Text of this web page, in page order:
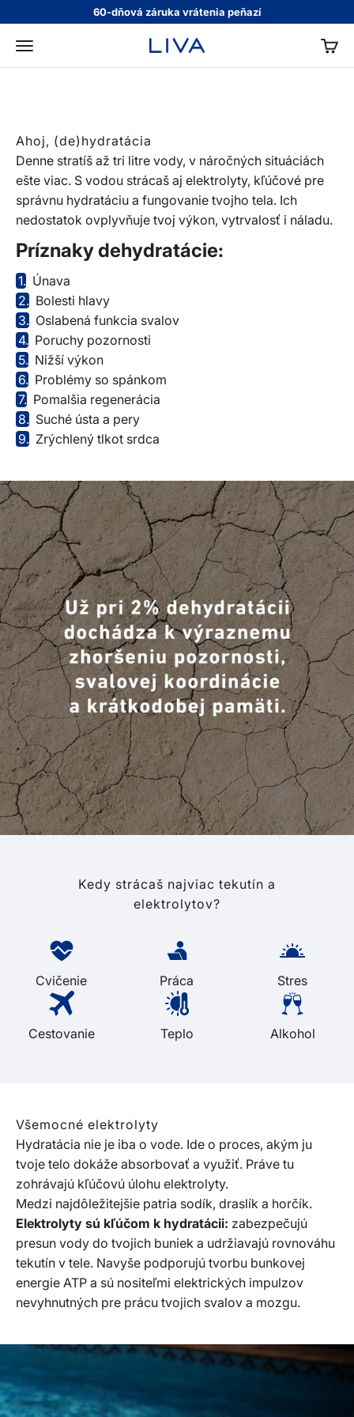
Preskočiť na obsah60-dňová záruka vrátenia peňazí
Menu LIVA
Ako to funguje?
Pre optimálnu hydratáciu potrebuješ
Ahoj, (de)hydratácia
Denne stratíš až tri litre vody, v náročných situáciách
ešte viac. S vodou strácaš aj elektrolyty, kľúčové pre
správnu hydratáciu a fungovanie tvojho tela. Ich
nedostatok ovplyvňuje tvoj výkon, vytrvalosť i náladu.
Príznaky dehydratácie:
1. Únava
2. Bolesti hlavy
3. Oslabená funkcia svalov
4. Poruchy pozornosti
5. Nižší výkon
6. Problémy so spánkom
7. Pomalšia regenerácia
8. Suché ústa a pery
9. Zrýchlený tlkot srdca
Kedy strácaš najviac tekutín a
elektrolytov?
Cvičenie Práca Stres
Cestovanie Teplo Alkohol
Všemocné elektrolyty
Hydratácia nie je iba o vode. Ide o proces, akým ju
tvoje telo dokáže absorbovať a využiť. Práve tu
zohrávajú kľúčovú úlohu elektrolyty.
Medzi najdôležitejšie patria sodík, draslík a horčík.
Elektrolyty sú kľúčom k hydratácii: zabezpečujú
presun vody do tvojich buniek a udržiavajú rovnováhu
tekutín v tele. Navyše podporujú tvorbu bunkovej
energie ATP a sú nositeľmi elektrických impulzov
nevyhnutných pre prácu tvojich svalov a mozgu.